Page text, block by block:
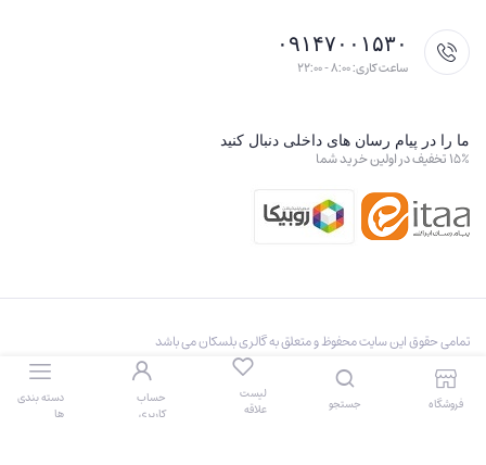
فروشگاه جستجو لیست
علاقه
حساب
کاربری
دسته بندی
ها
۰۹۱۴۷۰۰۱۵۳۰
ساعت کاری: ۸:۰۰ - ۲۲:۰۰
ما را در پیام رسان های داخلی دنبال کنید
۱۵٪ تخفیف در اولین خرید شما
تمامی حقوق این سایت محفوظ و متعلق به گالری بلسکان می باشد
سیاست حفظ حریم خصوصی
سیاست مرجوعی و عودت